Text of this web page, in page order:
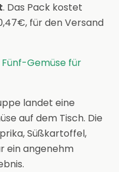
. Das Pack kostet
für den Versand
Gemüse für
landet eine
auf dem Tisch. Die
Süßkartoffel,
ein angenehm